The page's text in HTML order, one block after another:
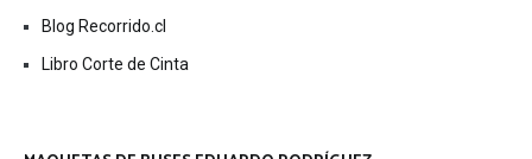
Blog Recorrido.cl
Libro Corte de Cinta